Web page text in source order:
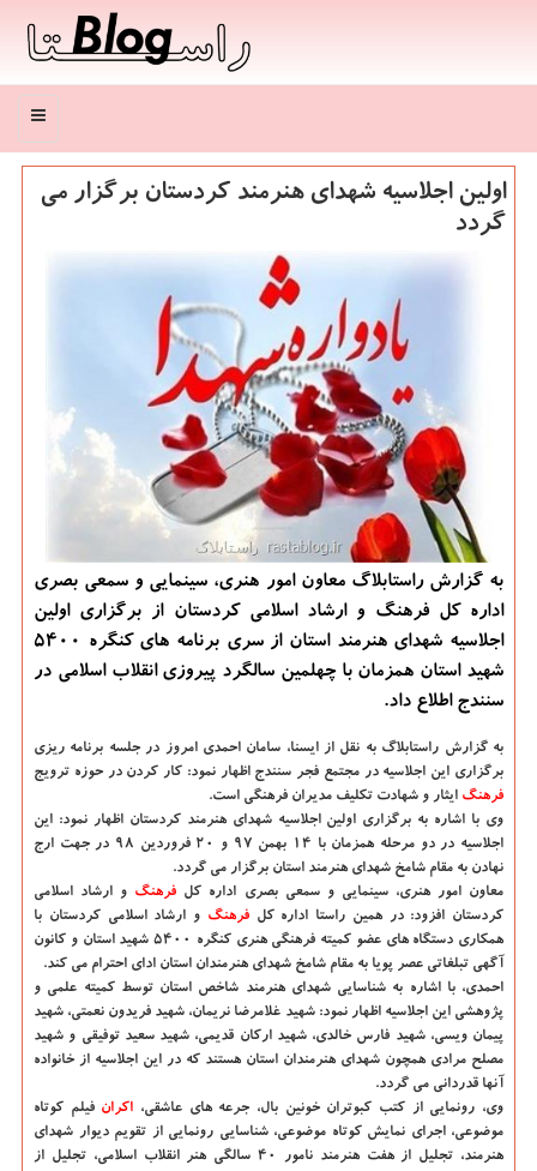
منو
اولین اجلاسیه شهدای هنرمند كردستان برگزار می
گردد
به گزارش راستابلاگ معاون امور هنری، سینمایی و سمعی بصری
اداره كل فرهنگ و ارشاد اسلامی كردستان از برگزاری اولین
اجلاسیه شهدای هنرمند استان از سری برنامه های كنگره ۵۴۰۰
شهید استان همزمان با چهلمین سالگرد پیروزی انقلاب اسلامی در
سنندج اطلاع داد.
به گزارش راستابلاگ به نقل از ایسنا، سامان احمدی امروز در جلسه برنامه ریزی
برگزاری این اجلاسیه در مجتمع فجر سنندج اظهار نمود: كار كردن در حوزه ترویج
فرهنگ ایثار و شهادت تكلیف مدیران فرهنگی است.
وی با اشاره به برگزاری اولین اجلاسیه شهدای هنرمند كردستان اظهار نمود: این
اجلاسیه در دو مرحله همزمان با ۱۴ بهمن ۹۷ و ۲۰ فروردین ۹۸ در جهت ارج
نهادن به مقام شامخ شهدای هنرمند استان برگزار می گردد.
معاون امور هنری، سینمایی و سمعی بصری اداره كل فرهنگ و ارشاد اسلامی
كردستان افزود: در همین راستا اداره كلفرهنگ و ارشاد اسلامی كردستان با
همكاری دستگاه های عضو كمیته فرهنگی هنری كنگره ۵۴۰۰ شهید استان و كانون
آگهی تبلغاتی عصر پویا به مقام شامخ شهدای هنرمندان استان ادای احترام می كند.
احمدی، با اشاره به شناسایی شهدای هنرمند شاخص استان توسط كمیته علمی و
پژوهشی این اجلاسیه اظهار نمود: شهید غلامرضا نریمان، شهید فریدون نعمتی، شهید
پیمان ویسی، شهید فارس خالدی، شهید اركان قدیمی، شهید سعید توفیقی و شهید
مصلح مرادی همچون شهدای هنرمندان استان هستند كه در این اجلاسیه از خانواده
آنها قدردانی می گردد.
وی، رونمایی از كتب كبوتران خونین بال، جرعه های عاشقی، اكران فیلم كوتاه
موضوعی، اجرای نمایش كوتاه موضوعی، شناسایی رونمایی از تقویم دیوار شهدای
هنرمند، تجلیل از هفت هنرمند نامور ۴۰ سالگی هنر انقلاب اسلامی، تجلیل از